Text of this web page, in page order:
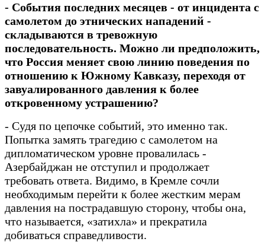
- События последних месяцев - от инцидента с
самолетом до этнических нападений -
складываются в тревожную
последовательность. Можно ли предположить,
что Россия меняет свою линию поведения по
отношению к Южному Кавказу, переходя от
завуалированного давления к более
откровенному устрашению?
- Судя по цепочке событий, это именно так.
Попытка замять трагедию с самолетом на
дипломатическом уровне провалилась -
Азербайджан не отступил и продолжает
требовать ответа. Видимо, в Кремле сочли
необходимым перейти к более жестким мерам
давления на пострадавшую сторону, чтобы она,
что называется, «затихла» и прекратила
добиваться справедливости.